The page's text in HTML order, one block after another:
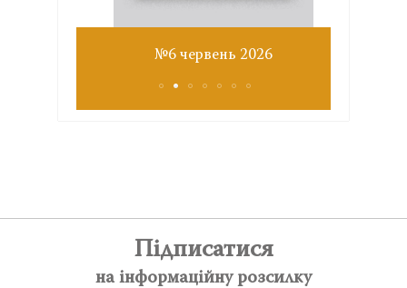
№6 червень 2026
Підписатися
на інформаційну розсилку